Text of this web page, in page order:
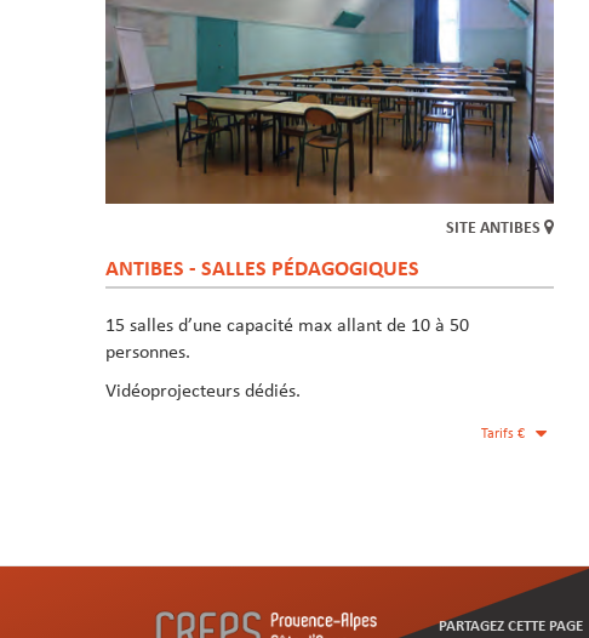
SITE ANTIBES
ANTIBES - SALLES PÉDAGOGIQUES
15 salles d’une capacité max allant de 10 à 50
personnes.
Vidéoprojecteurs dédiés.
Tarifs €
PARTAGEZ CETTE PAGE